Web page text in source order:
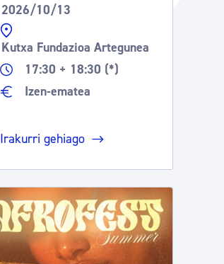
2026/10/13
Kutxa Fundazioa Artegunea
17:30 + 18:30 (*)
Izen-ematea
Irakurri gehiago